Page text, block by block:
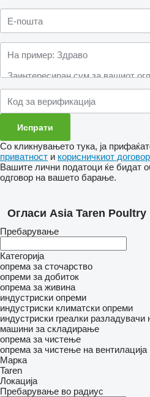
Со кликнувањето тука, ја
приватност и корисничкиот договор
Вашите лични податоци ќе бидат
одговор на вашето барање.
Огласи Asia Taren Poultry
Пребарување
Категорија
опрема за сточарство
опреми за добиток
опрема за живина
индустриски опреми
индустриски климатски опреми
индустриски греалки разладувачи
машини за складирање
опрема за чистење
опрема за чистење на вентилација
Марка
Taren
Локација
Пребарување во радиус